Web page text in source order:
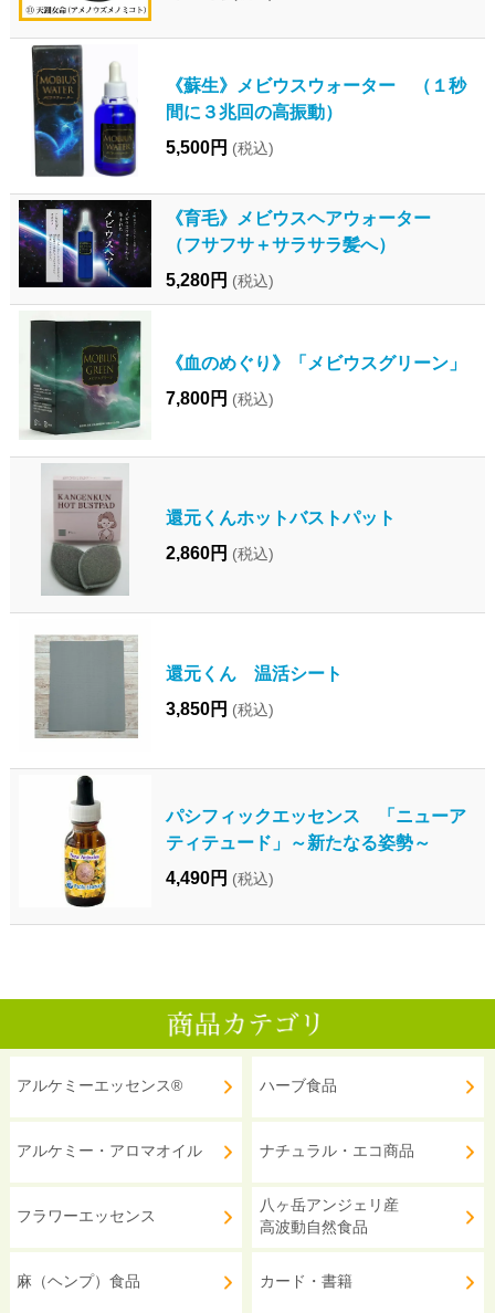
《蘇生》メビウスウォーター （１秒
間に３兆回の高振動）
5,500円 (税込)
《育毛》メビウスヘアウォーター
（フサフサ＋サラサラ髪へ）
5,280円 (税込)
《血のめぐり》「メビウスグリーン」
7,800円 (税込)
還元くんホットバストパット
2,860円 (税込)
還元くん 温活シート
3,850円 (税込)
パシフィックエッセンス 「ニューア
ティテュード」～新たなる姿勢～
4,490円 (税込)
アルケミーエッセンス®
アルケミー・アロマオイル
フラワーエッセンス
麻（ヘンプ）食品
ハーブ食品
ナチュラル・エコ商品
八ヶ岳アンジェリ産
高波動自然食品
カード・書籍